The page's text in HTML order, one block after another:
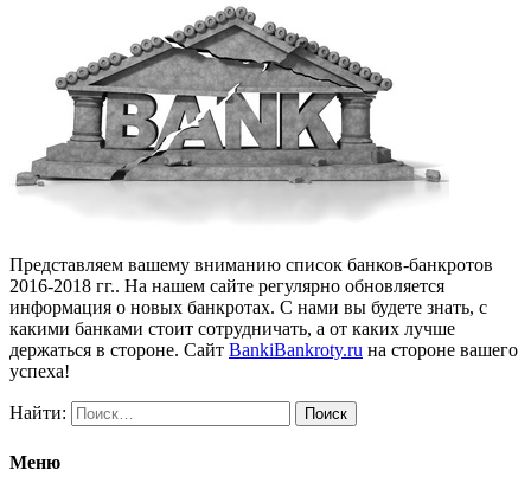
Представляем вашему вниманию список банков-банкротов
2016-2018 гг.. На нашем сайте регулярно обновляется
информация о новых банкротах. С нами вы будете знать, с
какими банками стоит сотрудничать, а от каких лучше
держаться в стороне. Сайт BankiBankroty.ru на стороне вашего
успеха!
Найти:
Меню